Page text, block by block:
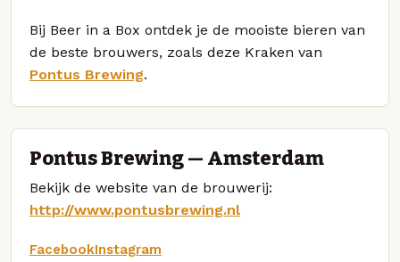
Bij Beer in a Box ontdek je de mooiste bieren van
de beste brouwers, zoals deze Kraken van
Pontus Brewing.
Pontus Brewing — Amsterdam
Bekijk de website van de brouwerij:
http://www.pontusbrewing.nl
FacebookInstagram